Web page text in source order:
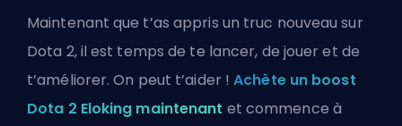
Maintenant que t’as appris un truc nouveau sur
Dota 2, il est temps de te lancer, de jouer et de
t’améliorer. On peut t’aider !Achète un boost
Dota 2 Eloking maintenant et commence à